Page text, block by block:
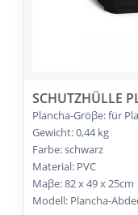
SCHUTZHÜLLE
Plancha-Gröβe: für
Gewicht: 0,44 kg
Farbe: schwarz
Material: PVC
Maβe: 82 x 49 x 25cm
Modell: Plancha-